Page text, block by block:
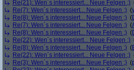
Re(21): Wen´s interessiert... Neue Felgen ;)
Re(7): Wen´s interessiert... Neue Felgen ;) (
Re(8): Wen´s interessiert... Neue Felgen ;) (
Re(7): Wen´s interessiert... Neue Felgen ;) (
Re(8): Wen´s interessiert... Neue Felgen ;) (
Re(22): Wen´s interessiert... Neue Felgen ;)
Re(8): Wen´s interessiert... Neue Felgen ;) (
Re(22): Wen´s interessiert... Neue Felgen ;)
Re(3): Wen´s interessiert... Neue Felgen ;) (